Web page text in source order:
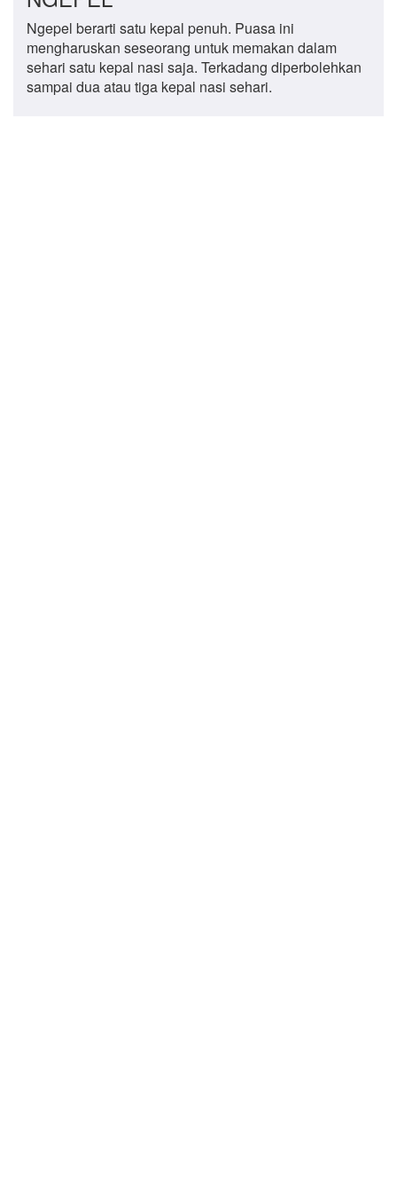
Ngepel berarti satu kepal penuh. Puasa ini
mengharuskan seseorang untuk memakan dalam
sehari satu kepal nasi saja. Terkadang diperbolehkan
sampai dua atau tiga kepal nasi sehari.